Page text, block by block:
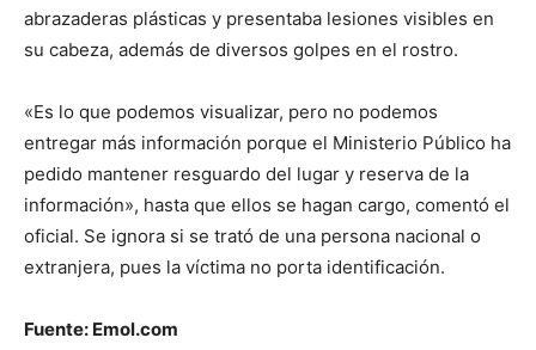
abrazaderas plásticas y presentaba lesiones visibles en
su cabeza, además de diversos golpes en el rostro.
«Es lo que podemos visualizar, pero no podemos
entregar más información porque el Ministerio Público ha
pedido mantener resguardo del lugar y reserva de la
información», hasta que ellos se hagan cargo, comentó el
oficial. Se ignora si se trató de una persona nacional o
extranjera, pues la víctima no porta identificación.
Fuente: Emol.com